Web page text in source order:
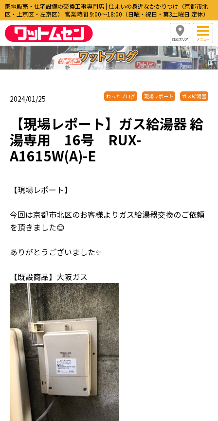
家電販売・住宅設備の交換工事専門店 | 住まいの身近なかかりつけ（京都市北
区・上京区・左京区） 営業時間 9:00〜18:00（日曜・祝日・第3土曜日 定休）
2024/01/25 わっとブログ 現場レポート ガス給湯器
【現場レポート】ガス給湯器 給
湯専用 16号 RUX-
A1615W(A)-E
【現場レポート】
今回は京都市北区のお客様よりガス給湯器交換のご依頼
を頂きました😊
ありがとうございました✨
【既設商品】大阪ガス